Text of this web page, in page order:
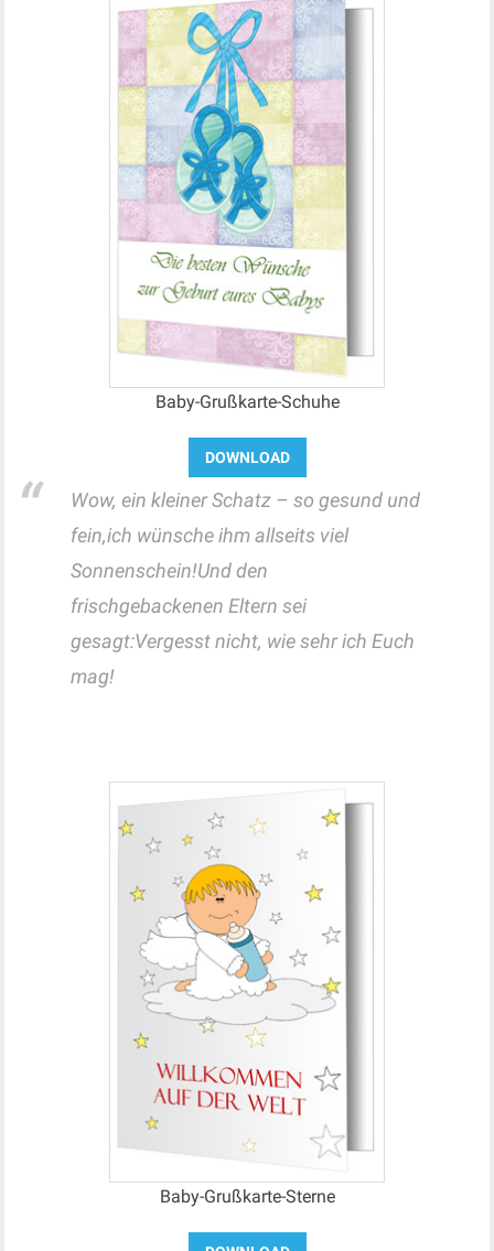
Baby-Grußkarte-Schuhe
Wow, ein kleiner Schatz – so gesund und
fein,ich wünsche ihm allseits viel
Sonnenschein!Und den
frischgebackenen Eltern sei
gesagt:Vergesst nicht, wie sehr ich Euch
mag!
Baby-Grußkarte-Sterne